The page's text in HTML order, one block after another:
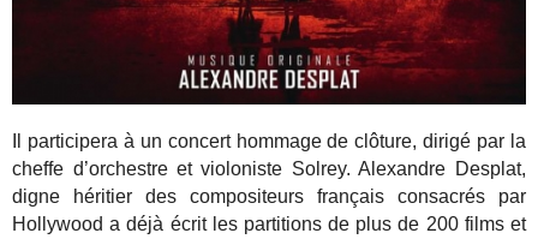
Il participera à un concert hommage de clôture, dirigé par la
cheffe d’orchestre et violoniste Solrey. Alexandre Desplat,
digne héritier des compositeurs français consacrés par
Hollywood a déjà écrit les partitions de plus de 200 films et